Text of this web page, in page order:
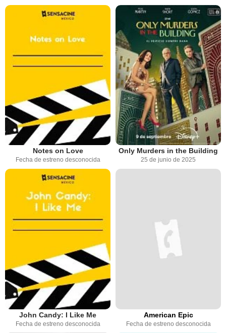
Notes on Love
Fecha de estreno desconocida
Only Murders in the Building
25 de junio de 2025
John Candy: I Like Me
Fecha de estreno desconocida
American Epic
Fecha de estreno desconocida